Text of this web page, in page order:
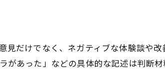
見だけでなく、ネガティブな体験談や改
があった」などの具体的な記述は判断材